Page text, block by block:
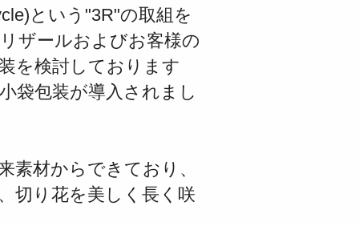
という"3R"の取組を
ザールおよびお客様の
を検討しております
袋包装が導入されまし
素材からできており、
切り花を美しく長く咲